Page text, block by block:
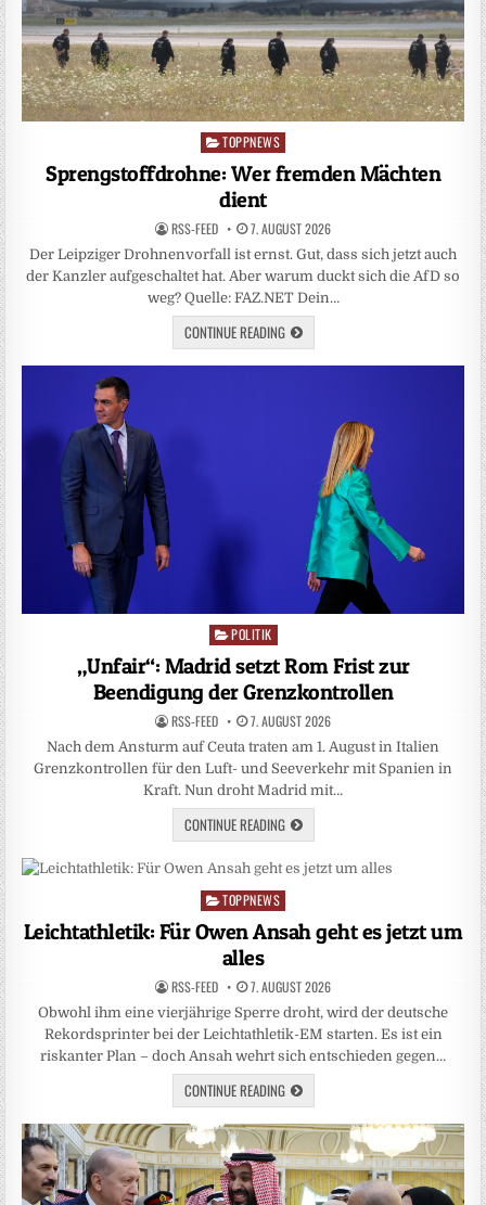
Posted
TOPPNEWS
Sprengstoffdrohne: Wer fremden Mächten
dient
RSS-FEED 7. AUGUST 2026
Der Leipziger Drohnenvorfall ist ernst. Gut, dass sich jetzt auch
der Kanzler aufgeschaltet hat. Aber warum duckt sich die AfD so
weg? Quelle: FAZ.NET Dein…
CONTINUE READING
Posted
in
POLITIK
„Unfair“: Madrid setzt Rom Frist zur
Beendigung der Grenzkontrollen
RSS-FEED 7. AUGUST 2026
Nach dem Ansturm auf Ceuta traten am 1. August in Italien
Grenzkontrollen für den Luft- und Seeverkehr mit Spanien in
Kraft. Nun droht Madrid mit…
CONTINUE READING
Posted
in
TOPPNEWS
Leichtathletik: Für Owen Ansah geht es jetzt um
alles
RSS-FEED 7. AUGUST 2026
Obwohl ihm eine vierjährige Sperre droht, wird der deutsche
Rekordsprinter bei der Leichtathletik-EM starten. Es ist ein
riskanter Plan – doch Ansah wehrt sich entschieden gegen…
CONTINUE READING